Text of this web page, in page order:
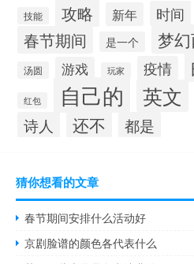
技能 攻略 新年 时间
春节期间 是一个 梦
汤圆 游戏 玩家 疫情
红包 自己的 英文
诗人 还不 都是
猜你想看的文章
春节期间安排什么活动好
京剧脸谱的颜色各代表什么